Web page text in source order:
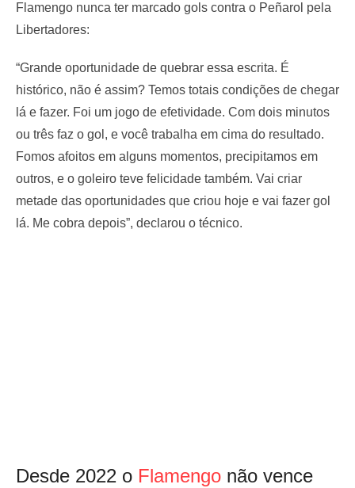
Flamengo nunca ter marcado gols contra o Peñarol pela
Libertadores:
“Grande oportunidade de quebrar essa escrita. É
histórico, não é assim? Temos totais condições de chegar
lá e fazer. Foi um jogo de efetividade. Com dois minutos
ou três faz o gol, e você trabalha em cima do resultado.
Fomos afoitos em alguns momentos, precipitamos em
outros, e o goleiro teve felicidade também. Vai criar
metade das oportunidades que criou hoje e vai fazer gol
lá. Me cobra depois”, declarou o técnico.
Desde 2022 o Flamengo não vence